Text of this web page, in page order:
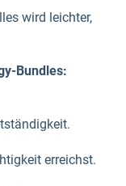
wird leichter,
Bundles:
erreichst.